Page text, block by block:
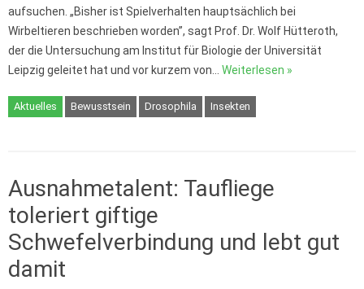
aufsuchen. „Bisher ist Spielverhalten hauptsächlich bei
Wirbeltieren beschrieben worden”, sagt Prof. Dr. Wolf Hütteroth,
der die Untersuchung am Institut für Biologie der Universität
Leipzig geleitet hat und vor kurzem von… Weiterlesen »
Aktuelles Bewusstsein Drosophila Insekten
Ausnahmetalent: Taufliege
toleriert giftige
Schwefelverbindung und lebt gut
damit